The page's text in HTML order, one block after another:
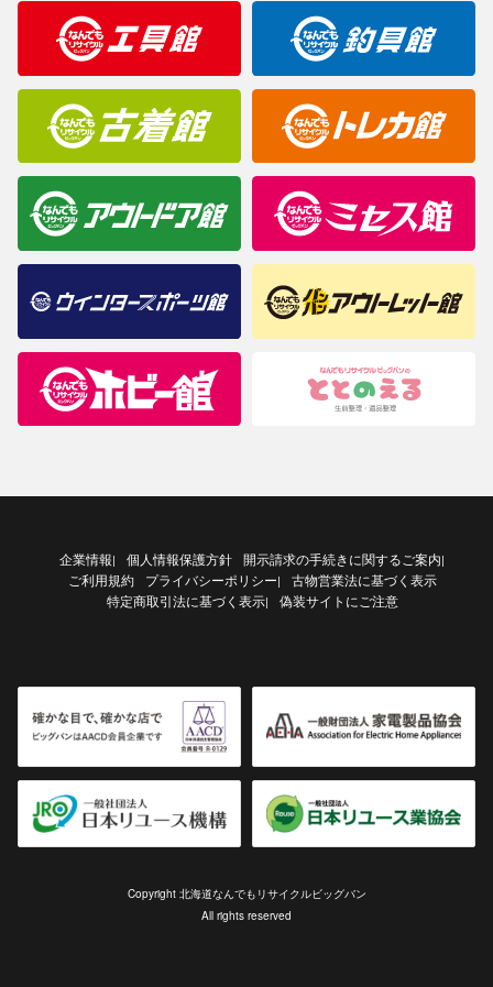
明なことがありましたらご購入前にお問い合わせください。
商品について
企業情報| 個人情報保護方針 開示請求の手続きに関するご案内|
ご利用規約 プライバシーポリシー|
古物営業法に基づく表示
特定商取引法に基づく表示| 偽装サイトにご注意
Copyright 北海道なんでもリサイクルビッグバン
All rights reserved